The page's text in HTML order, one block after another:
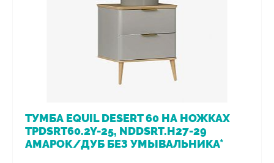
ТУМБА EQUIL DESERT 60 НА НОЖКАХ
TPDSRT60.2Y-25, NDDSRT.H27-29
АМАРОК/ДУБ БЕЗ УМЫВАЛЬНИКА*